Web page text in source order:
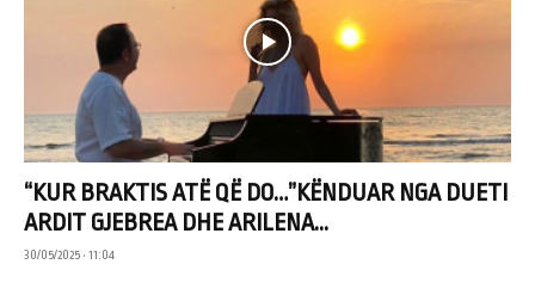
“KUR BRAKTIS ATË QË DO…”KËNDUAR NGA DUETI
ARDIT GJEBREA DHE ARILENA...
30/05/2025 • 11:04